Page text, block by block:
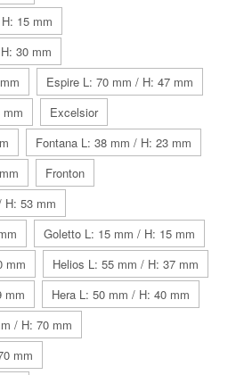
15 mm
30 mm
Espire L: 70 mm / H: 47 mm
Excelsior
Fontana L: 38 mm / H: 23 mm
Fronton
H: 53 mm
Goletto L: 15 mm / H: 15 mm
mm
Helios L: 55 mm / H: 37 mm
mm
Hera L: 50 mm / H: 40 mm
/ H: 70 mm
mm